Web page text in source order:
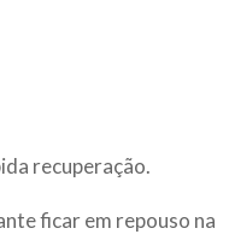
recuperação.
ficar em repouso na